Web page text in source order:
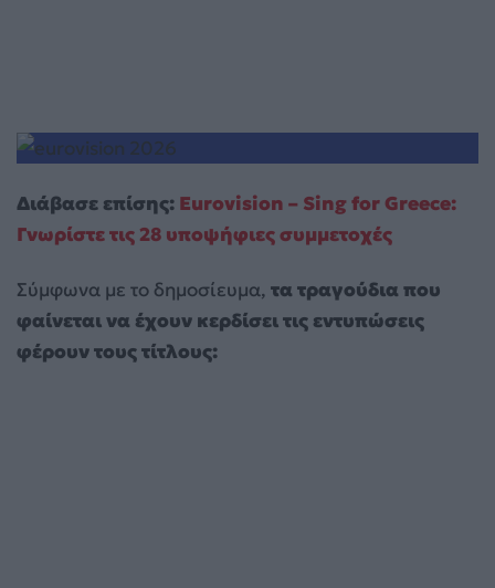
Διάβασε επίσης: Eurovision – Sing for Greece:
Γνωρίστε τις 28 υποψήφιες συμμετοχές
Σύμφωνα με το δημοσίευμα, τα τραγούδια που
φαίνεται να έχουν κερδίσει τις εντυπώσεις
φέρουν τους τίτλους: